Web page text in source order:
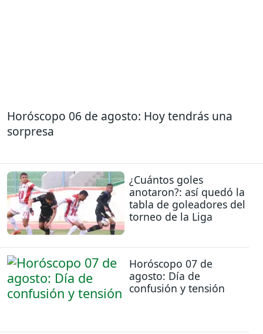
Horóscopo 06 de agosto: Hoy tendrás una
sorpresa
¿Cuántos goles
anotaron?: así quedó la
tabla de goleadores del
torneo de la Liga
Horóscopo 07 de
agosto: Día de
confusión y tensión